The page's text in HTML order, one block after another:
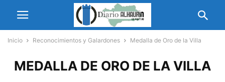
Inicio Reconocimientos y Galardones Medalla de Oro de la Villa
MEDALLA DE ORO DE LA VILLA